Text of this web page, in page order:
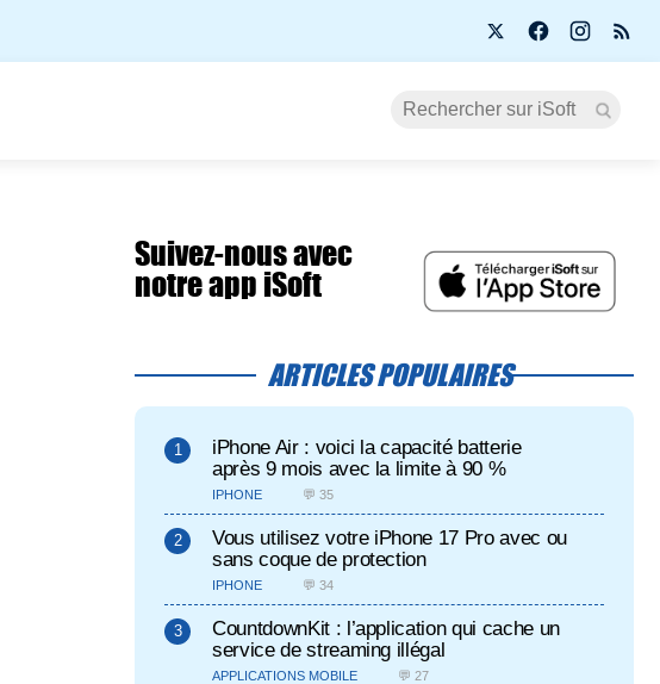
Suivez-nous avec
notre app iSoft
ARTICLES POPULAIRES
iPhone Air : voici la capacité batterie
après 9 mois avec la limite à 90 %
IPHONE 💬 35
Vous utilisez votre iPhone 17 Pro avec ou
sans coque de protection
IPHONE 💬 34
CountdownKit : l’application qui cache un
service de streaming illégal
APPLICATIONS MOBILE 💬 27